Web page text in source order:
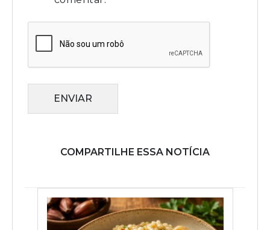
ENVIAR
COMPARTILHE ESSA NOTÍCIA